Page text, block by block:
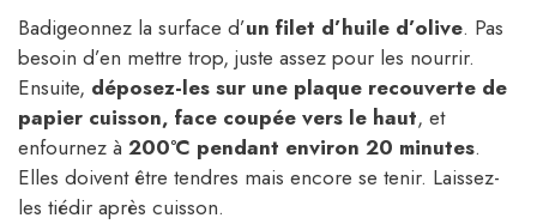
Badigeonnez la surface d’un filet d’huile d’olive. Pas
besoin d’en mettre trop, juste assez pour les nourrir.
Ensuite, déposez-les sur une plaque recouverte de
papier cuisson, face coupée vers le haut, et
enfournez à 200°C pendant environ 20 minutes.
Elles doivent être tendres mais encore se tenir. Laissez-
les tiédir après cuisson.